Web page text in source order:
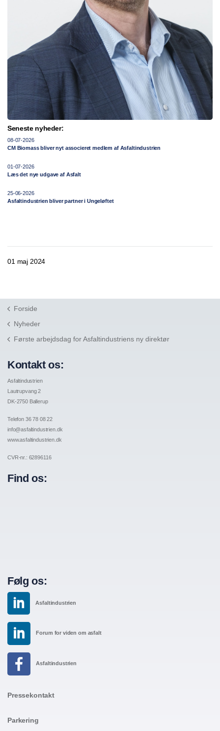
Seneste nyheder:
08-07-2026
CM Biomass bliver nyt associeret medlem af Asfaltindustrien
01-07-2026
Læs det nye udgave af Asfalt
25-06-2026
Asfaltindustrien bliver partner i Ungeløftet
01 maj 2024
Forside
Nyheder
Første arbejdsdag for Asfaltindustriens ny direktør
Kontakt os:
Asfaltindustrien
Lautrupvang 2
DK-2750 Ballerup
Telefon 36 78 08 22
info@asfaltindustrien.dk
www.asfaltindustrien.dk
CVR-nr.: 62896116
Find os:
Følg os:
Asfaltindustrien
Forum for viden om asfalt
Asfaltindustrien
Pressekontakt
Parkering